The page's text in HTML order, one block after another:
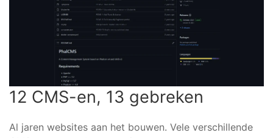
12 CMS-en, 13 gebreken
Al jaren websites aan het bouwen. Vele verschillende